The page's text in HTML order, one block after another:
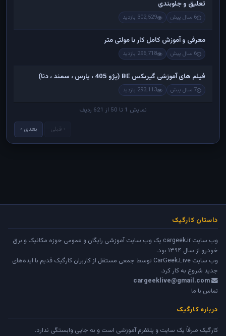
تعلیق و جلوبندی
6 سال پیش 302,529 بازدید
معرفی و آموزش کامل کار با مولتی متر
6 سال پیش 296,718 بازدید
فیلم های آموزشی گیربکس BE (پژو 405 ، پارس ، سمند ، دنا)
7 سال پیش 293,113 بازدید
نمایش 1 تا 50 از 621 ردیف
‹ قبلی بعدی ›
داستان کارگیک
وب سایت cargeek.ir یک وب سایت آموزشی رایگان و عمومی حوزه مکانیک و برق
خودرو از سال ۱۳۹۴ بود.
وب سایت CarGeek.Live توسط جمعی مستقل از کاربران کارگیک قدیم با ایده‌های
جدید شروع به کار کرد.
cargeeklive@gmail.com
تماس با ما
درباره کارگیک
کارگیک صرفاً یک سایت و پلتفرم آموزشی است و به جایی وابستگی ندارد.